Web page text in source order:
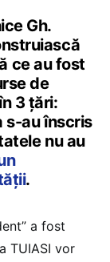
Gh.
ce au fost
de
3 țări:
s-au înscris
nu au
.
a fost
TUIASI vor